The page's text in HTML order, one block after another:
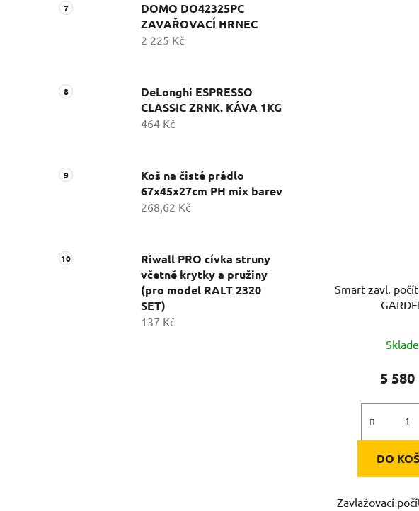
DOMO DO42325PC
ZAVAŘOVACÍ HRNEC
2 225 Kč
DeLonghi ESPRESSO
CLASSIC ZRNK. KÁVA 1KG
464 Kč
Koš na čisté prádlo
67x45x27cm PH mix barev
268,62 Kč
Riwall PRO cívka struny
včetně krytky a pružiny
(pro model RALT 2320
SET)
137 Kč
Smart zavl.
5 580
DO
Zavlažovací